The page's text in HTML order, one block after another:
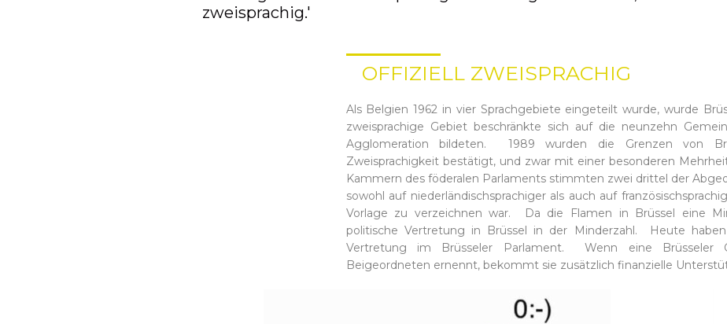
zweisprachig.'
OFFIZIELL ZWEISPRACHIG
Als Belgien 1962 in vier Sprachgebiete eingeteilt wurde, wurde
zweisprachige Gebiet beschränkte sich auf die neunzehn
Agglomeration bildeten. 1989 wurden die Grenzen von
Zweisprachigkeit bestätigt, und zwar mit einer besonderen
Kammern des föderalen Parlaments stimmten zwei drittel der
sowohl auf niederländischsprachiger als auch auf
Vorlage zu verzeichnen war. Da die Flamen in Brüssel eine
politische Vertretung in Brüssel in der Minderzahl. Heute
Vertretung im Brüsseler Parlament. Wenn eine Brüsseler
Beigeordneten ernennt, bekommt sie zusätzlich finanzielle